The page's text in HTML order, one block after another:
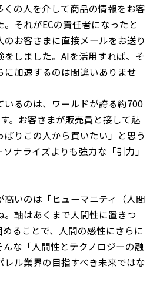
の人を介して商品の情報をお客
それがECの責任者になったと
のお客さまに直接メールをお送り
しました。AIを活用すれば、そ
に加速するのは間違いありませ
いるのは、ワールドが誇る約700
。お客さまが販売員と接して魅
ぱりこの人から買いたい」と思う
ナライズよりも強力な「引力」
高いのは「ヒューマニティ（人間
軸はあくまで人間性に置きつ
ることで、人間の感性にさらに
な「人間性とテクノロジーの融
ル業界の目指すべき未来ではな